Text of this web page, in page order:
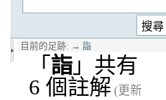
目前的足跡: → 詣
「 詣 」共有
6 個註解 (更新